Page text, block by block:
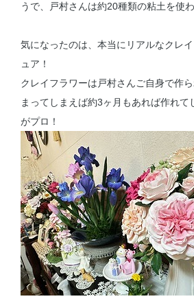
うで、戸村さんは約20種類の粘土を使
気になったのは、本当にリアルなクレ
ュア！
クレイフラワーは戸村さんご自身で作
まってしまえば約3ヶ月もあれば作れて
がプロ！